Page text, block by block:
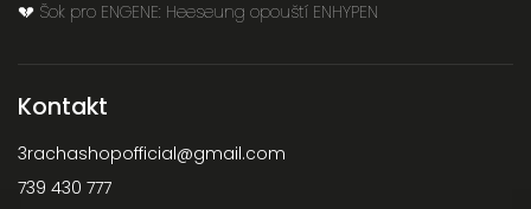
💔 Šok pro ENGENE: Heeseung opouští ENHYPEN
Kontakt
3rachashopofficial@gmail.com
739 430 777